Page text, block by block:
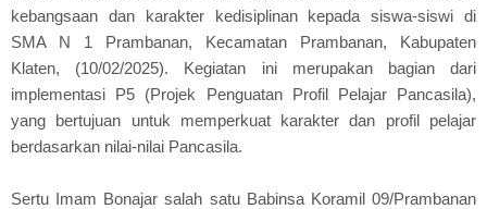
kebangsaan dan karakter kedisiplinan kepada siswa-siswi di
SMA N 1 Prambanan, Kecamatan Prambanan, Kabupaten
Klaten, (10/02/2025). Kegiatan ini merupakan bagian dari
implementasi P5 (Projek Penguatan Profil Pelajar Pancasila),
yang bertujuan untuk memperkuat karakter dan profil pelajar
berdasarkan nilai-nilai Pancasila.
Sertu Imam Bonajar salah satu Babinsa Koramil 09/Prambanan